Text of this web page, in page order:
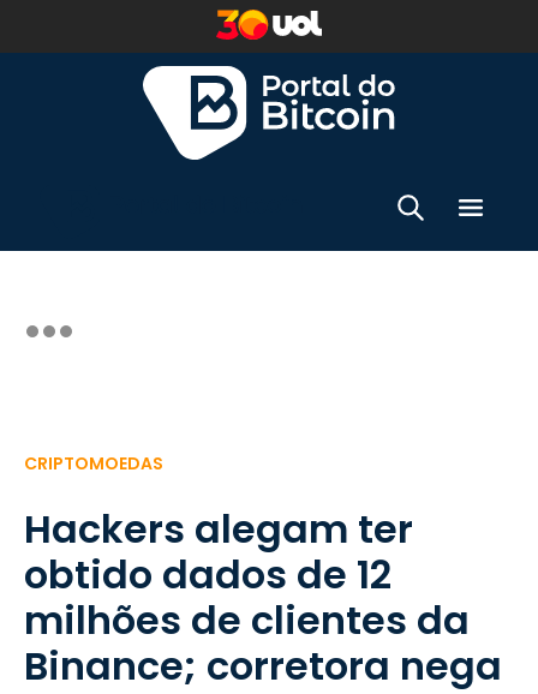
CRIPTOMOEDAS
Hackers alegam ter
obtido dados de 12
milhões de clientes da
Binance; corretora nega